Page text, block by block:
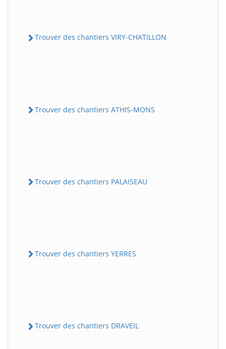
Trouver des chantiers VIRY-CHATILLON
Trouver des chantiers ATHIS-MONS
Trouver des chantiers PALAISEAU
Trouver des chantiers YERRES
Trouver des chantiers DRAVEIL